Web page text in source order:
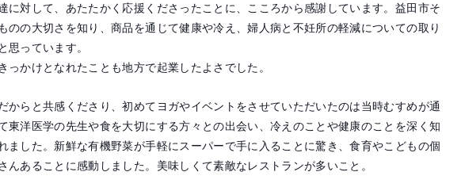
に対して、あたたかく応援くださったことに、こころから感謝しています。益田市そ
のの大切さを知り、商品を通じて健康や冷え、婦人病と不妊所の軽減についての取り
思っています。
っかけとなれたことも地方で起業したよさでした。
からと共感くださり、初めてヨガやイベントをさせていただいたのは当時むすめが通
東洋医学の先生や食を大切にする方々との出会い、冷えのことや健康のことを深く知
ました。新鮮な有機野菜が手軽にスーパーで手に入ることに驚き、食育やこどもの個
あることに感動しました。美味しくて素敵なレストランが多いこと。